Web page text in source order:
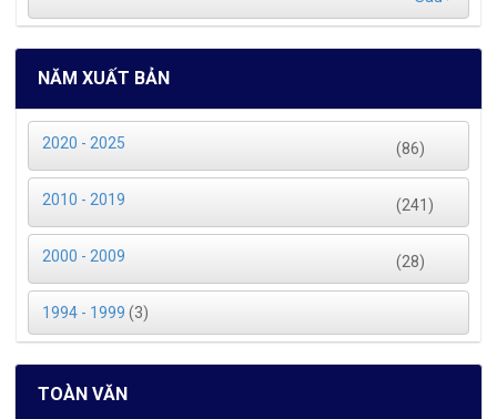
NĂM XUẤT BẢN
2020 - 2025 (86)
2010 - 2019 (241)
2000 - 2009 (28)
1994 - 1999 (3)
TOÀN VĂN